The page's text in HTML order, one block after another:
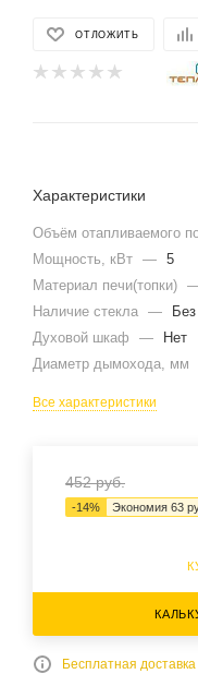
ОТЛОЖИТЬ
Характеристики
Объём отапливаемого
Мощность, кВт — 5
Материал печи(топки)
Наличие стекла —
Духовой шкаф
—
Нет
Диаметр дымохода, мм
Все характеристики
452руб.
-14% Экономия 63
Бесплатная